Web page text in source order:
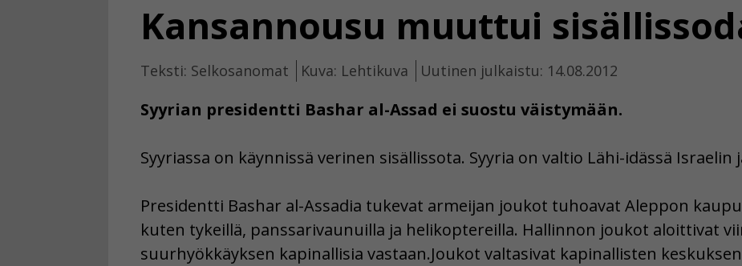
Kansannousu muuttui
Teksti: Selkosanomat Kuva: Lehtikuva Uutinen julkaistu: 14.08.2012
Syyrian presidentti Bashar al-Assad ei suostu väistymään.
Syyriassa on käynnissä verinen sisällissota. Syyria on valtio Lähi-idässä Israelin
Presidentti Bashar al-Assadia tukevat armeijan joukot tuhoavat Aleppon
kuten tykeillä, panssarivaunuilla ja helikoptereilla. Hallinnon joukot aloittivat
suurhyökkäyksen kapinallisia vastaan.Joukot valtasivat kapinallisten